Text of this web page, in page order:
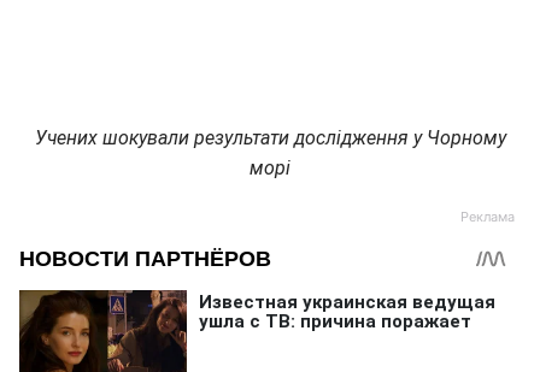
Учених шокували результати дослідження у Чорному
морі